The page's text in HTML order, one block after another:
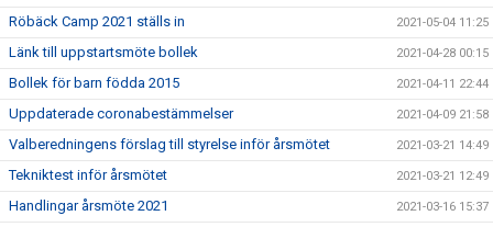
Röbäck Camp 2021 ställs in 2021-05-04 11:25
Länk till uppstartsmöte bollek 2021-04-28 00:15
Bollek för barn födda 2015 2021-04-11 22:44
Uppdaterade coronabestämmelser 2021-04-09 21:58
Valberedningens förslag till styrelse inför årsmötet 2021-03-21 14:49
Tekniktest inför årsmötet 2021-03-21 12:49
Handlingar årsmöte 2021 2021-03-16 15:37